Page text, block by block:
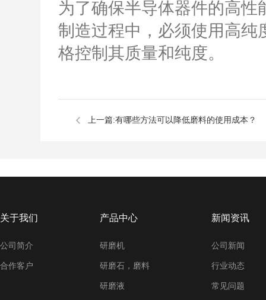
为了确保半导体器件的高
制造过程中，必须使用高纯
格控制其质量和纯度。
上一篇:有哪些方法可以降低磨料的使用成本？
关于我们
公司简介
合作客户
产品中心
研磨机
研磨石，磨料
研磨液
新闻资讯
公司新闻
行业动态
常见问题